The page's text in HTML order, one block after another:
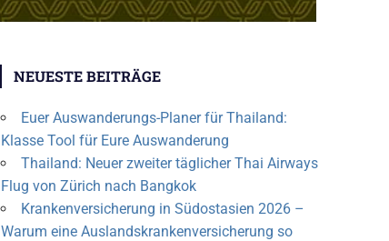
NEUESTE BEITRÄGE
Euer Auswanderungs-Planer für Thailand:
Klasse Tool für Eure Auswanderung
Thailand: Neuer zweiter täglicher Thai Airways
Flug von Zürich nach Bangkok
Krankenversicherung in Südostasien 2026 –
Warum eine Auslandskrankenversicherung so